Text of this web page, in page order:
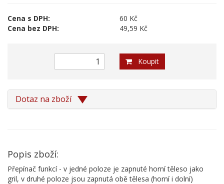
Cena s DPH:
60 Kč
Cena bez DPH:
49,59 Kč
Koupit
Dotaz na zboží
Popis zboží:
Přepínač funkcí - v jedné poloze je zapnuté horní těleso jako
gril, v druhé poloze jsou zapnutá obě tělesa (horní i dolní)